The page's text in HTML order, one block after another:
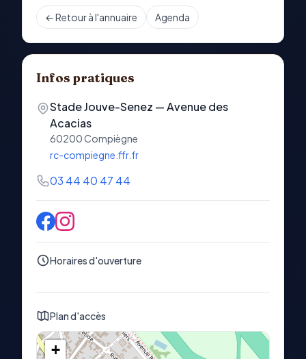
← Retour à l'annuaire Agenda
Infos pratiques
Stade Jouve-Senez — Avenue des
Acacias
60200Compiègne
rc-compiegne.ffr.fr
03 44 40 47 44
Horaires d'ouverture
Plan d'accès
+